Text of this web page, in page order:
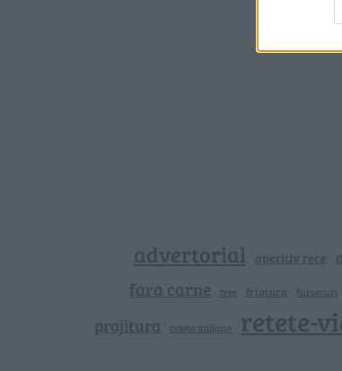
advertorial aperitiv rece
fara carne free friptura fursecuri
prajitura reteta italiana retete-